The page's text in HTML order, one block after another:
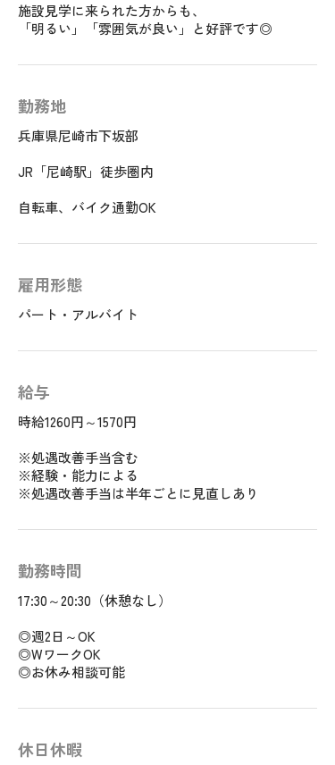
施設見学に来られた方からも、
「明るい」「雰囲気が良い」と好評です◎
勤務地
兵庫県尼崎市下坂部
JR「尼崎駅」徒歩圏内
自転車、バイク通勤OK
雇用形態
パート・アルバイト
給与
時給1260円～1570円
※処遇改善手当含む
※経験・能力による
※処遇改善手当は半年ごとに見直しあり
勤務時間
17:30～20:30（休憩なし）
◎週2日～OK
◎WワークOK
◎お休み相談可能
休日休暇